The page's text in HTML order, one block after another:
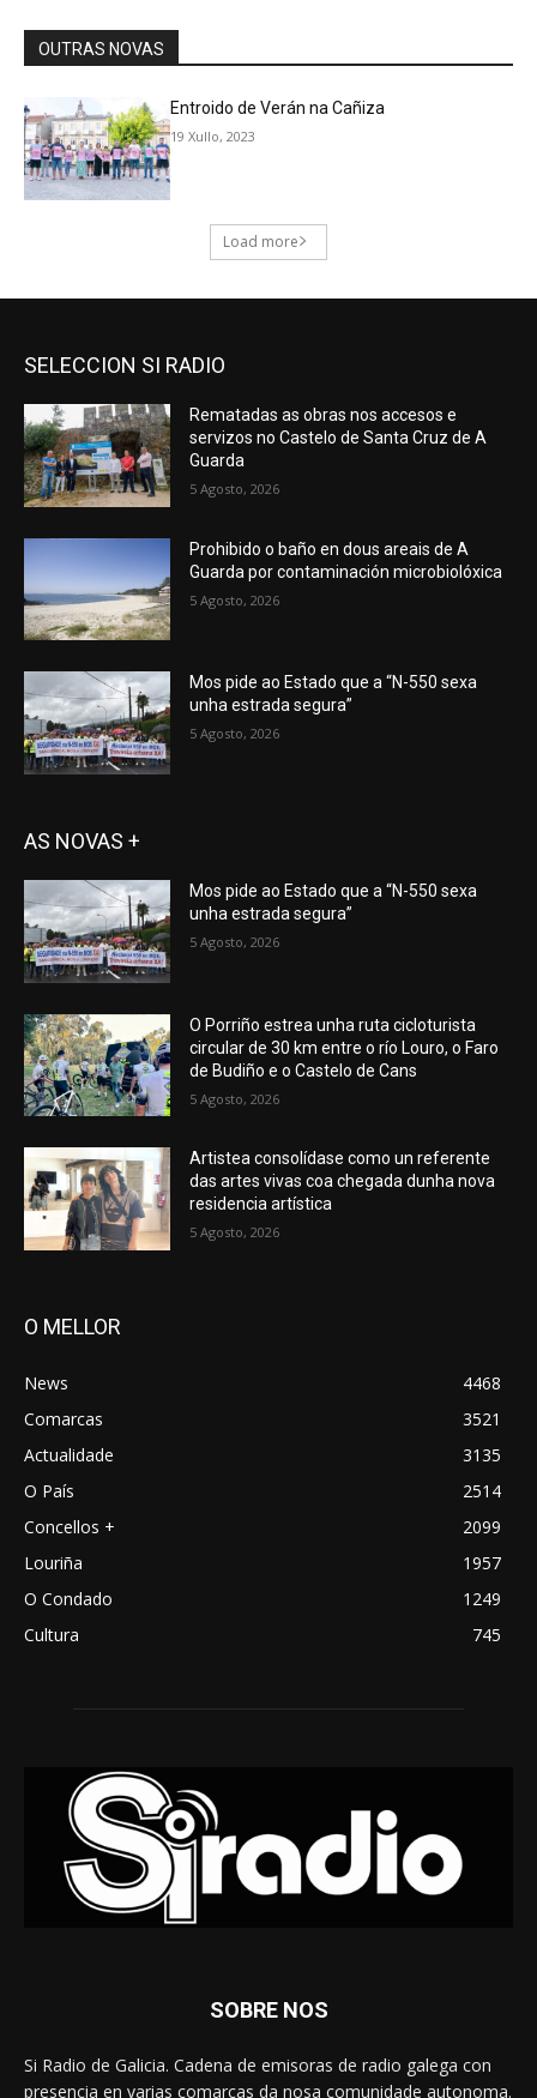
SELECCION SI RADIO
Rematadas as obras nos accesos e
servizos no Castelo de Santa Cruz de A
Guarda
5 Agosto, 2026
Prohibido o baño en dous areais de A
Guarda por contaminación microbiolóxica
5 Agosto, 2026
Mos pide ao Estado que a “N-550 sexa
unha estrada segura”
5 Agosto, 2026
AS NOVAS +
Mos pide ao Estado que a “N-550 sexa
unha estrada segura”
5 Agosto, 2026
O Porriño estrea unha ruta cicloturista
circular de 30 km entre o río Louro, o Faro
de Budiño e o Castelo de Cans
5 Agosto, 2026
Artistea consolídase como un referente
das artes vivas coa chegada dunha nova
residencia artística
5 Agosto, 2026
O MELLOR
News
4468
Comarcas
3521
Actualidade
3135
O País
2514
Concellos +
2099
Louriña
1957
O Condado
1249
Cultura
745
SOBRE NOS
Si Radio de Galicia. Cadena de emisoras de radio galega con
presencia en varias comarcas da nosa comunidade autonoma.